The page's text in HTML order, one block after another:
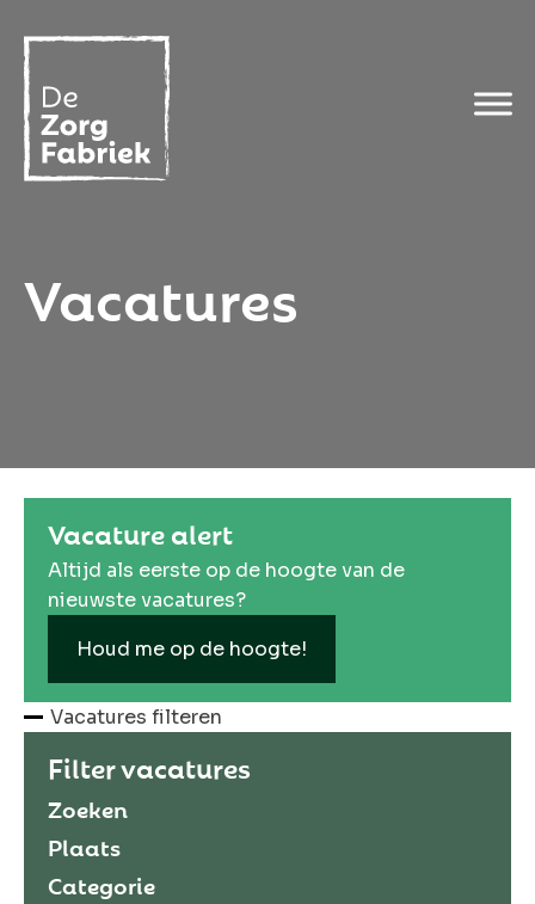
Vacatures
Vacature alert
Altijd als eerste op de hoogte van de
nieuwste vacatures?
Houd me op de hoogte!
Vacatures filteren
Filter vacatures
Zoeken
Plaats
Categorie